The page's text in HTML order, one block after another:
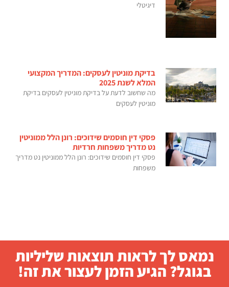
דיגיטלי
בדיקת מוניטין לעסקים: המדריך המקצועי
המלא לשנת 2025
מה שחשוב לדעת על בדיקת מוניטין לעסקים בדיקת
מוניטין לעסקים
פסקי דין חוסמים שידוכים: רונן הלל ממוניטין
נט מדריך משפחות חרדיות
פסקי דין חוסמים שידוכים: רונן הלל ממוניטין נט מדריך
משפחות
נמאס לך לראות תוצאות שליליות
בגוגל? הגיע הזמן לעצור את זה!